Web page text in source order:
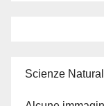
Scienze